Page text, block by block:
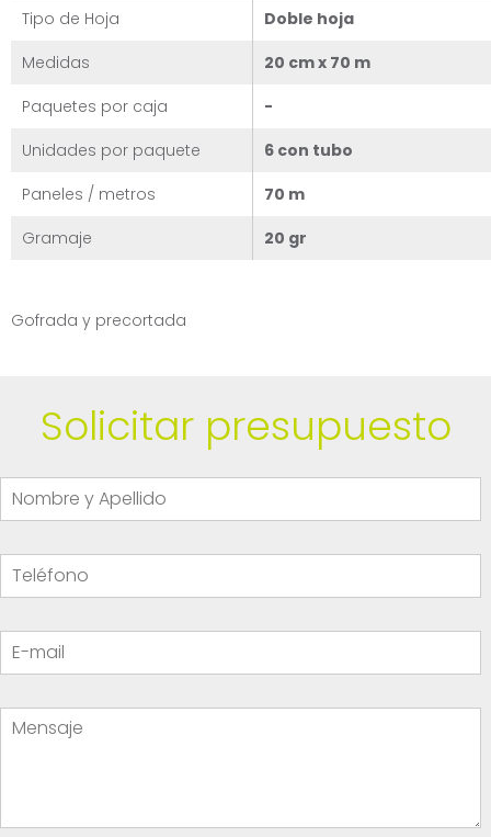
Tipo de Hoja
Doble hoja
Medidas
20 cm x 70 m
Paquetes por caja
-
Unidades por paquete
6 con tubo
Paneles / metros
70 m
Gramaje
20 gr
Gofrada y precortada
Solicitar presupuesto